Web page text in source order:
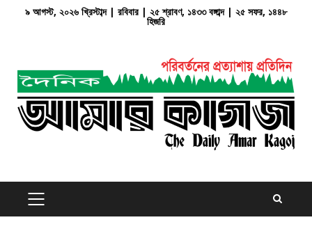
৯ আগস্ট, ২০২৬ খ্রিস্টাব্দ | রবিবার | ২৫ শ্রাবণ, ১৪৩৩ বঙ্গাব্দ | ২৫ সফর, ১৪৪৮
হিজরি
PRIMARY
MENU